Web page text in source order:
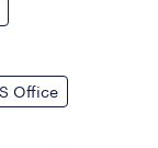
Office